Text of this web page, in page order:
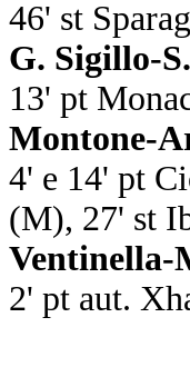
46' st
G. Sigillo-
13' pt
Montone-
4' e 14' pt
(M), 27' st
Ventinella-
2' pt aut.